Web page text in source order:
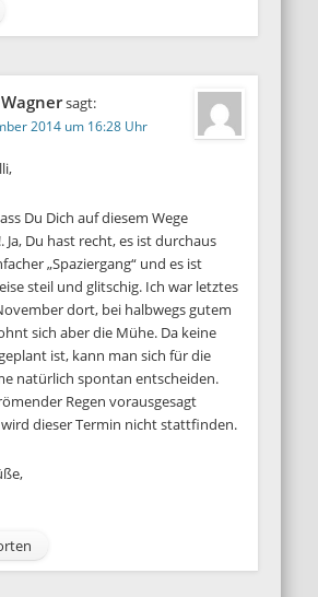
sagt:
2014 um 16:28 Uhr
Du Dich auf diesem Wege
Ja, Du hast recht, es ist durchaus
„Spaziergang“ und es ist
steil und glitschig. Ich war letztes
dort, bei halbwegs gutem
sich aber die Mühe. Da keine
ist, kann man sich für die
natürlich spontan entscheiden.
Regen vorausgesagt
dieser Termin nicht stattfinden.